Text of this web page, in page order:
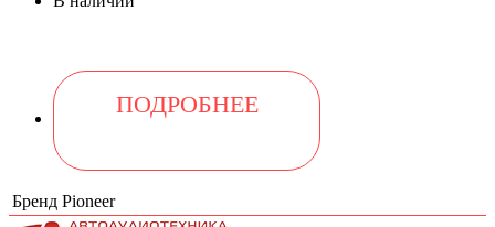
ПОДРОБНЕЕ
Бренд Pioneer